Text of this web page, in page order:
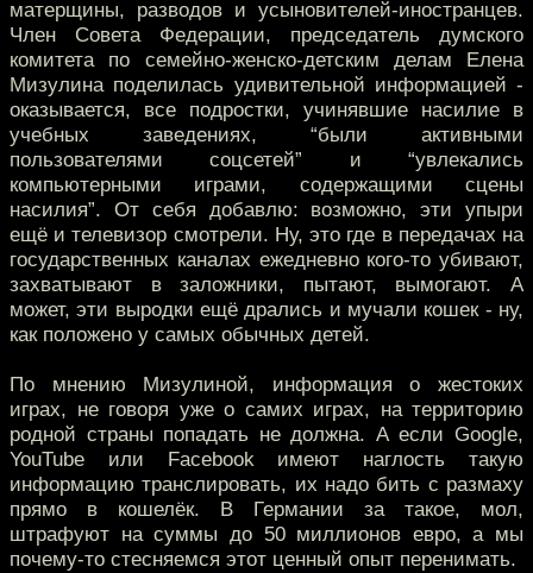
матерщины, разводов и усыновителей-иностранцев.
Член Совета Федерации, председатель думского
комитета по семейно-женско-детским делам Елена
Мизулина поделилась удивительной информацией -
оказывается, все подростки, учинявшие насилие в
учебных заведениях, “были активными
пользователями соцсетей” и “увлекались
компьютерными играми, содержащими сцены
насилия”. От себя добавлю: возможно, эти упыри
ещё и телевизор смотрели. Ну, это где в передачах на
государственных каналах ежедневно кого-то убивают,
захватывают в заложники, пытают, вымогают. А
может, эти выродки ещё дрались и мучали кошек - ну,
как положено у самых обычных детей.
По мнению Мизулиной, информация о жестоких
играх, не говоря уже о самих играх, на территорию
родной страны попадать не должна. А если Google,
YouTube или Facebook имеют наглость такую
информацию транслировать, их надо бить с размаху
прямо в кошелёк. В Германии за такое, мол,
штрафуют на суммы до 50 миллионов евро, а мы
почему-то стесняемся этот ценный опыт перенимать.